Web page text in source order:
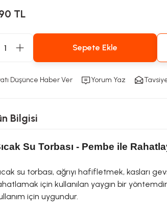
TL
Sepete Ekle
Düşünce Haber Ver Yorum Yaz
Bilgisi
Su Torbası - Pembe ile
su torbası, ağrıyı hafifletmek, kasları
için kullanılan yaygın bir
için uygundur.